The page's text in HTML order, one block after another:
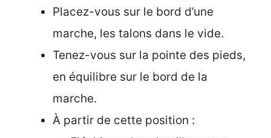
Placez-vous sur le bord d’une
marche, les talons dans le vide.
Tenez-vous sur la pointe des pieds,
en équilibre sur le bord de la
marche.
À partir de cette position :